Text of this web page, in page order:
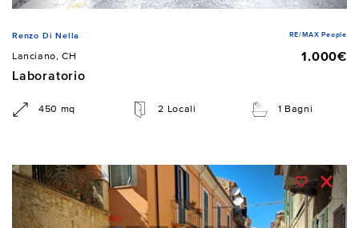
Renzo Di Nella RE/MAX People
Lanciano, CH
1.000€
Laboratorio
450 mq 2 Locali 1 Bagni